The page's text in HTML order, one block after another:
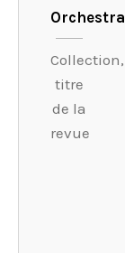
Orchestra
Collection,
titre
de la
revue